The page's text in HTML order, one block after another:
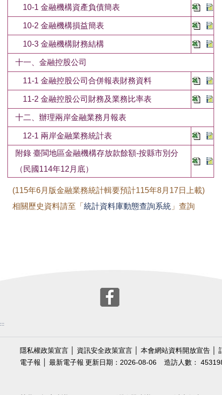
10-1 金融機構資產負債簡表
10-2 金融機構損益簡表
10-3 金融機構財務結構
十一、金融控股公司
11-1 金融控股公司合併報表財務資料
11-2 金融控股公司財務及業務比率表
十二、辦理兩岸金融業務月報表
12-1 兩岸金融業務統計表
附錄 臺閩地區金融機構存放款餘額-按縣市別分
（民國114年12月底）
(115年6月版金融業務統計輯要預計115年8月17日上載)
相關歷史資料請至「統計資料庫動態查詢系統 」查詢
:::
隱私權政策宣言 資訊安全政策宣言 本會網站資料開放宣告
電子報
最新電子報 造訪人數：
更新日期：2026-08-06